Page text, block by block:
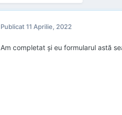
Publicat11 Aprilie, 2022
Am completat şi eu formularul astă